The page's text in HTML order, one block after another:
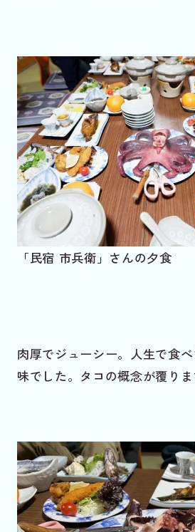
「民宿 市兵衛」さんの夕食
肉厚でジューシー。人生で食
味でした。タコの概念が覆りま